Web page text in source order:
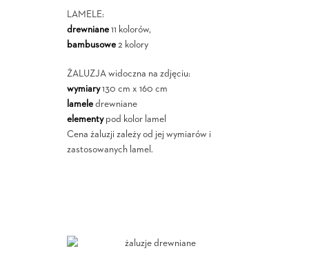
LAMELE:
drewniane11 kolorów,
bambusowe2 kolory
ŻALUZJA widoczna na zdjęciu:
wymiary130 cm x 160 cm
lameledrewniane
elementypod kolor lamel
Cena żaluzji zależy od jej wymiarów i
zastosowanych lamel.